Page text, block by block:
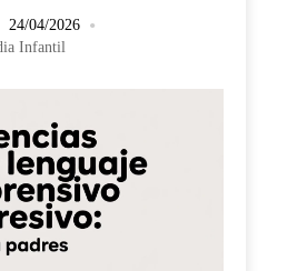
24/04/2026 •
Infantil